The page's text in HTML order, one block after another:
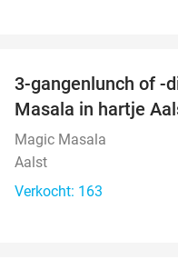
3-gangenlunch of -
Masala in hartje
Magic Masala
Aalst
Verkocht: 163